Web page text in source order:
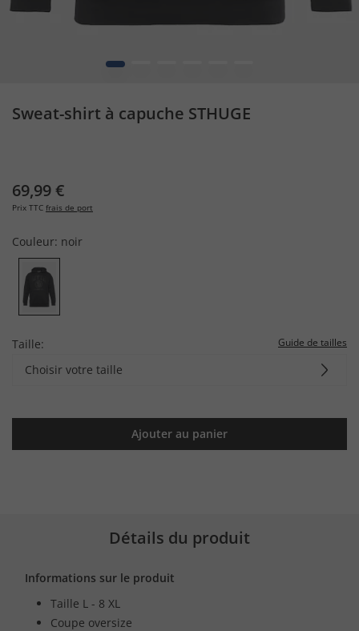
1
Sweat-shirt à capuche STHUGE
69,99 €
Prix TTC frais de port
Couleur: noir
Taille: Guide de tailles
Choisir votre taille
Ajouter au panier
Détails du produit
Informations sur le produit
Taille L - 8 XL
Coupe oversize